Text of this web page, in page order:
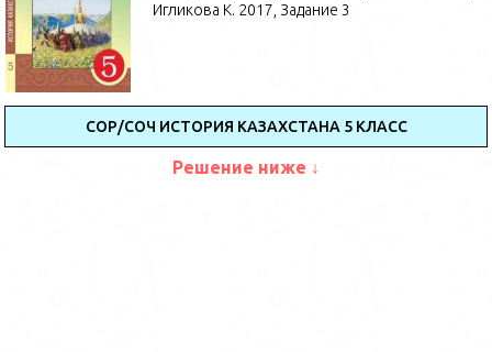
Игликова К. 2017, Задание 3
СОР/СОЧ ИСТОРИЯ КАЗАХСТАНА 5 КЛАСС
Решение ниже ↓